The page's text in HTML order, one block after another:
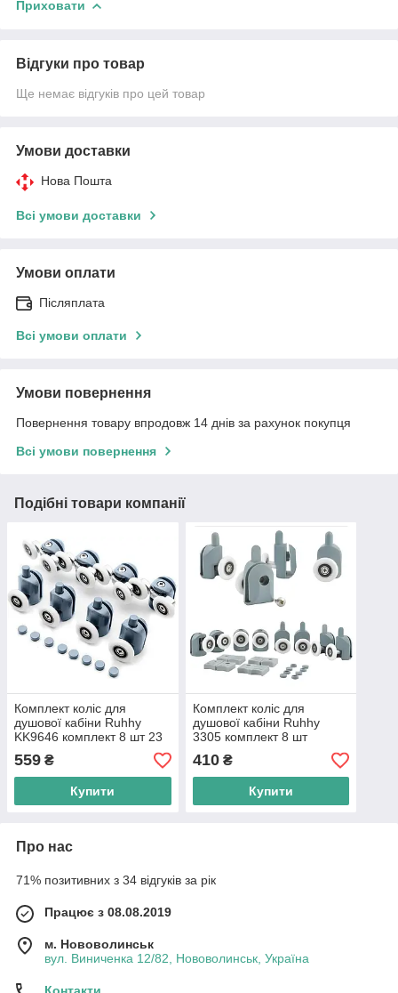
Приховати
Відгуки про товар
Ще немає відгуків про цей товар
Умови доставки
Нова Пошта
Всі умови доставки
Умови оплати
Післяплата
Всі умови оплати
Умови повернення
Повернення товару впродовж 14 днів за рахунок покупця
Всі умови повернення
Подібні товари компанії
Комплект коліс для
душової кабіни Ruhhy
KK9646 комплект 8 шт 23
мм
559 ₴
Купити
Комплект коліс для
душової кабіни Ruhhy
3305 комплект 8 шт
410₴
Купити
Про нас
71% позитивних з 34 відгуків за рік
Працює з 08.08.2019
м. Нововолинськ
вул. Виниченка 12/82, Нововолинськ, Україна